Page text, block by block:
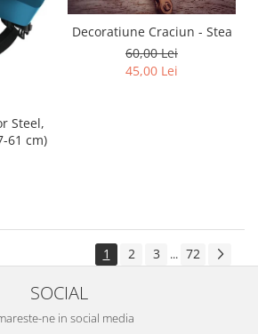
Decoratiune Craciun - Stea
60,00 Lei
45,00 Lei
Steel,
61 cm)
1 2 3 ... 72
SOCIAL
ne in social media